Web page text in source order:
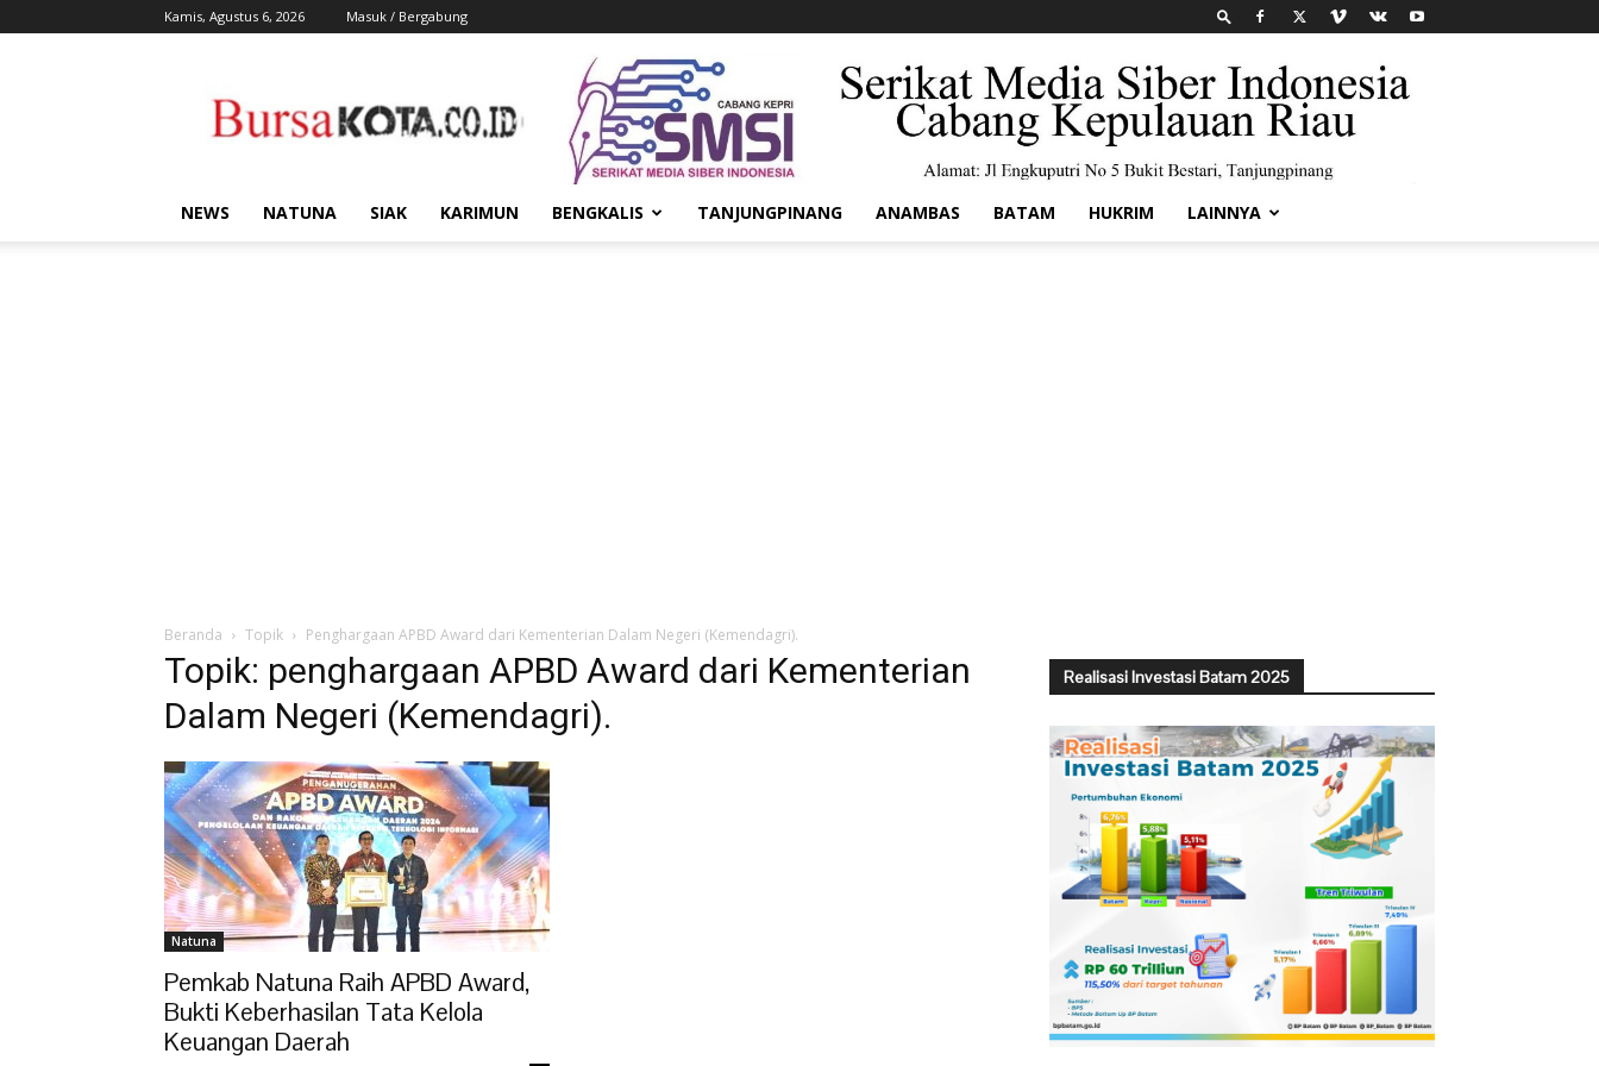
Kamis, Agustus 6, 2026 Masuk / Bergabung
Kota
NEWS NATUNA SIAK KARIMUN BENGKALIS TANJUNGPINANG ANAMBAS BATAM HUKRIM LAINNYA
Beranda Topik Penghargaan APBD Award dari Kementerian Dalam Negeri (Kemendagri).
Topik: penghargaan APBD Award dari Kementerian
Dalam Negeri (Kemendagri).
Natuna
Pemkab Natuna Raih APBD Award,
Bukti Keberhasilan Tata Kelola
Keuangan Daerah
Realisasi Investasi Batam 2025